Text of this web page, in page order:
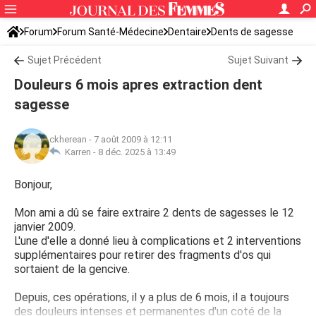
Forum Forum Santé-Médecine Dentaire Dents de sagesse
Sujet Précédent Sujet Suivant
Douleurs 6 mois apres extraction dent
sagesse
ckherean - 7 août 2009 à 12:11
Karren - 8 déc. 2025 à 13:49
Bonjour,
Mon ami a dû se faire extraire 2 dents de sagesses le 12
janvier 2009.
L'une d'elle a donné lieu à complications et 2 interventions
supplémentaires pour retirer des fragments d'os qui
sortaient de la gencive.
Depuis, ces opérations, il y a plus de 6 mois, il a toujours
des douleurs intenses et permanentes d'un coté de la